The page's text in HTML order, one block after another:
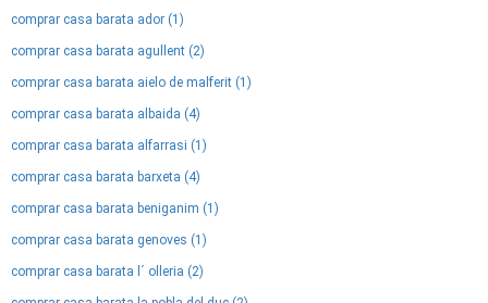
comprar casa barata ador (1)
comprar casa barata agullent (2)
comprar casa barata aielo de malferit (1)
comprar casa barata albaida (4)
comprar casa barata alfarrasi (1)
comprar casa barata barxeta (4)
comprar casa barata beniganim (1)
comprar casa barata genoves (1)
comprar casa barata l´ olleria (2)